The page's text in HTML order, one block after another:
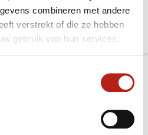
combineren met andere
verstrekt of die ze hebben
gebruik van hun services.
19,99